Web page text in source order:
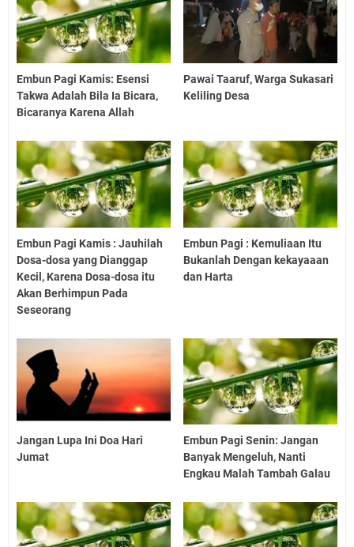
Embun Pagi Kamis: Esensi
Takwa Adalah Bila Ia Bicara,
Bicaranya Karena Allah
Pawai Taaruf, Warga Sukasari
Keliling Desa
Embun Pagi Kamis : Jauhilah
Dosa-dosa yang Dianggap
Kecil, Karena Dosa-dosa itu
Akan Berhimpun Pada
Seseorang
Embun Pagi : Kemuliaan Itu
Bukanlah Dengan kekayaaan
dan Harta
Jangan Lupa Ini Doa Hari
Jumat
Embun Pagi Senin: Jangan
Banyak Mengeluh, Nanti
Engkau Malah Tambah Galau